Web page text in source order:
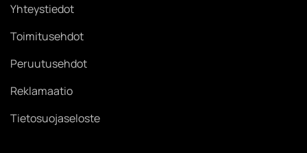
Yhteystiedot
Toimitusehdot
Peruutusehdot
Reklamaatio
Tietosuojaseloste